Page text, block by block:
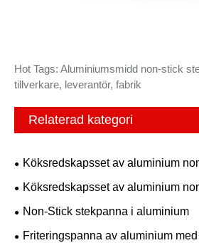
Hot Tags: Aluminiumsmidd non-stick
tillverkare, leverantör, fabrik
Relaterad kategori
Köksredskapsset av aluminium
Köksredskapsset av aluminium
Non-Stick stekpanna i aluminium
Friteringspanna av aluminium